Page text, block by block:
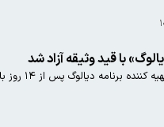
با قید وثیقه آزاد شد
از ۱۴ روز بازداشت در عصر یکشنبه ۵ مرداد ماه با قید وثیقه آزاد شد.